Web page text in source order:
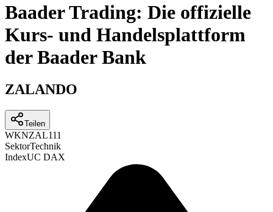
Baader Trading: Die offizielle
Kurs- und Handelsplattform
der Baader Bank
ZALANDO
Teilen
WKNZAL111
SektorTechnik
IndexUC DAX